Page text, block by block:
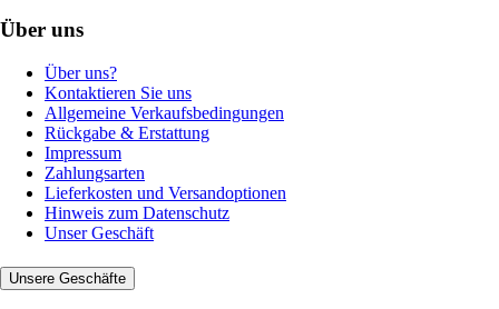
Über uns
Über uns?
Kontaktieren Sie uns
Allgemeine Verkaufsbedingungen
Rückgabe & Erstattung
Impressum
Zahlungsarten
Lieferkosten und Versandoptionen
Hinweis zum Datenschutz
Unser Geschäft
Unsere Geschäfte